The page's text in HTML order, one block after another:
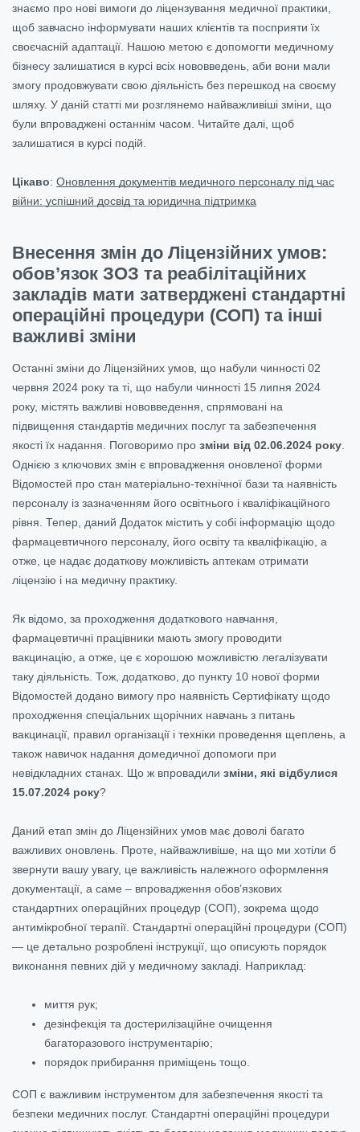
знаємо про нові вимоги до ліцензування медичної практики,
щоб завчасно інформувати наших клієнтів та посприяти їх
своєчасній адаптації. Нашою метою є допомогти медичному
бізнесу залишатися в курсі всіх нововведень, аби вони мали
змогу продовжувати свою діяльність без перешкод на своєму
шляху. У даній статті ми розглянемо найважливіші зміни, що
були впроваджені останнім часом. Читайте далі, щоб
залишатися в курсі подій.
Цікаво: Оновлення документів медичного персоналу під час
війни: успішний досвід та юридична підтримка
Внесення змін до Ліцензійних умов:
обов’язок ЗОЗ та реабілітаційних
закладів мати затверджені стандартні
операційні процедури (СОП) та інші
важливі зміни
Останні зміни до Ліцензійних умов, що набули чинності 02
червня 2024 року та ті, що набули чинності 15 липня 2024
року, містять важливі нововведення, спрямовані на
підвищення стандартів медичних послуг та забезпечення
якості їх надання. Поговоримо про зміни від 02.06.2024 року
Однією з ключових змін є впровадження оновленої форми
Відомостей про стан матеріально-технічної бази та наявність
персоналу із зазначенням його освітнього і кваліфікаційного
рівня. Тепер, даний Додаток містить у собі інформацію щодо
фармацевтичного персоналу, його освіту та кваліфікацію, а
отже, це надає додаткову можливість аптекам отримати
ліцензію і на медичну практику.
Як відомо, за проходження додаткового навчання,
фармацевтичні працівники мають змогу проводити
вакцинацію, а отже, це є хорошою можливістю легалізувати
таку діяльність. Тож, додатково, до пункту 10 нової форми
Відомостей додано вимогу про наявність Сертифікату щодо
проходження спеціальних щорічних навчань з питань
вакцинації, правил організації і техніки проведення щеплень, а
також навичок надання домедичної допомоги при
невідкладних станах. Що ж впровадили зміни, які відбулися
15.07.2024 року?
Даний етап змін до Ліцензійних умов має доволі багато
важливих оновлень. Проте, найважливіше, на що ми хотіли б
звернути вашу увагу, це важливість належного оформлення
документації, а саме – впровадження обов’язкових
стандартних операційних процедур (СОП), зокрема щодо
антимікробної терапії. Стандартні операційні процедури (СОП)
— це детально розроблені інструкції, що описують порядок
виконання певних дій у медичному закладі. Наприклад:
миття рук;
дезінфекція та достерилізаційне очищення
багаторазового інструментарію;
порядок прибирання приміщень тощо.
СОП є важливим інструментом для забезпечення якості та
безпеки медичних послуг. Стандартні операційні процедури